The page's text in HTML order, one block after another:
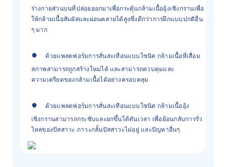
ร่างกายส่วนบนที่ปล่อยออกมาเพื่อกระตุ้นกล้ามเนื้ออุ้งเชิงกรานเพื่อ
ให้กล้ามเนื้อสัมผัสและผ่อนคลายได้สูงซึ่งดีกว่าการฝึกแบบปกติอื่น
ๆ มาก
●
ด้วยแพลตฟอร์มการสั่นสะเทือนแบบโซนิค กล้ามเนื้อที่เสื่อม
สภาพสามารถถูกสร้างใหม่ได้ และสามารถควบคุมและ
ความเครียดของกล้ามเนื้อได้อย่างครอบคลุม
●
ด้วยแพลตฟอร์มการสั่นสะเทือนแบบโซนิค กล้ามเนื้ออุ้ง
เชิงกรานสามารถกระชับและยกขึ้นได้ทันเวลา เพื่อย้อนกลับการรั่ว
ไหลของปัสสาวะ ภาวะกลั้นปัสสาวะไม่อยู่ และปัญหาอื่นๆ